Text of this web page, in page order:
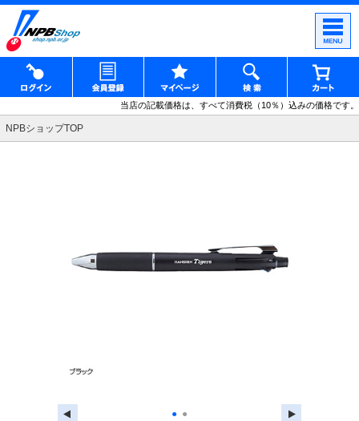
当店の記載価格は、すべて消費税（10％）込みの価格です。
NPBショップTOP
● ●